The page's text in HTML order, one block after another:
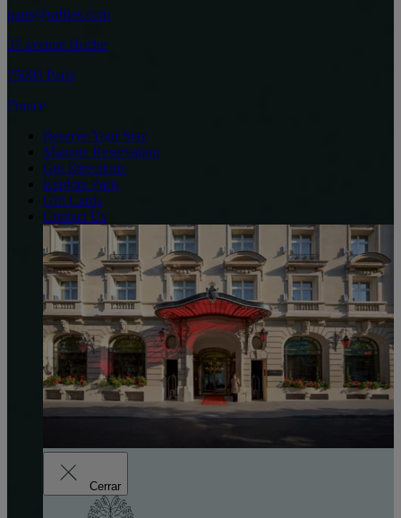
paris@raffles.com
37 avenue Hoche
75008 Paris
France
Reserve Your Stay
Manage Reservation
Get Directions
Explore Paris
Gift Cards
Contact Us
Cerrar